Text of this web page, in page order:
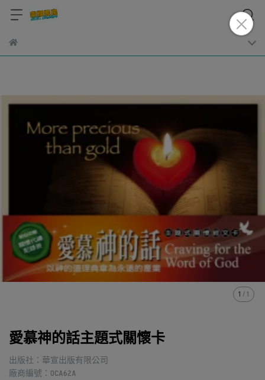
1 /1
愛慕神的話主題式關懷卡
出版社：華宣出版有限公司
廠商編號：OCA62A